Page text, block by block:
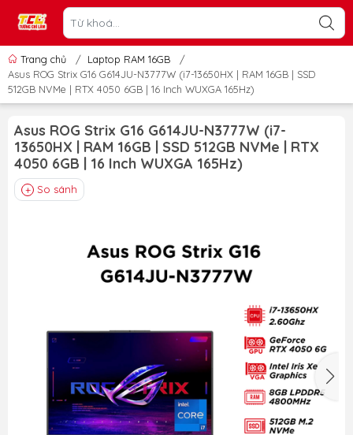
Trang chủ / Laptop RAM 16GB
/
Asus ROG Strix G16 G614JU-N3777W (i7-13650HX | RAM 16GB | SSD
512GB NVMe | RTX 4050 6GB | 16 Inch WUXGA 165Hz)
Asus ROG Strix G16 G614JU-N3777W (i7-
13650HX | RAM 16GB | SSD 512GB NVMe | RTX
4050 6GB | 16 Inch WUXGA 165Hz)
So sánh